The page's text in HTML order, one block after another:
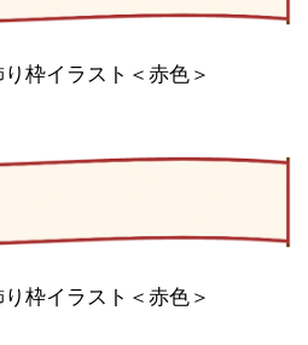
枠イラスト＜赤色＞
枠イラスト＜赤色＞